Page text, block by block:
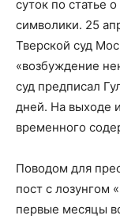
суток по статье
символики. 25
Тверской суд
«возбуждение
суд предписал
дней. На выходе
временного
Поводом для
пост с лозунгом
первые месяцы